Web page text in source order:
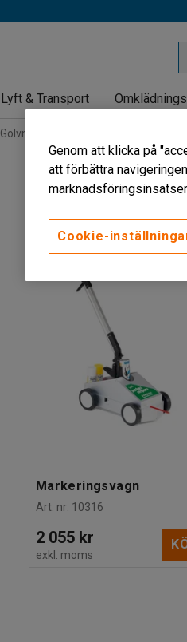
Lyft & Transport
Golvmärkning
Markeringsvagn
Art. nr: 10316
2 055 kr
exkl. moms
Genom att klicka på
att förbättra
Cookie-